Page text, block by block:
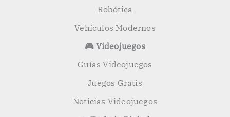
Robótica
Vehículos Modernos
🎮 Videojuegos
Guías Videojuegos
Juegos Gratis
Noticias Videojuegos